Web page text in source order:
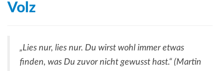
Volz
„Lies nur, lies nur. Du wirst wohl immer etwas
finden, was Du zuvor nicht gewusst hast.“ (Martin